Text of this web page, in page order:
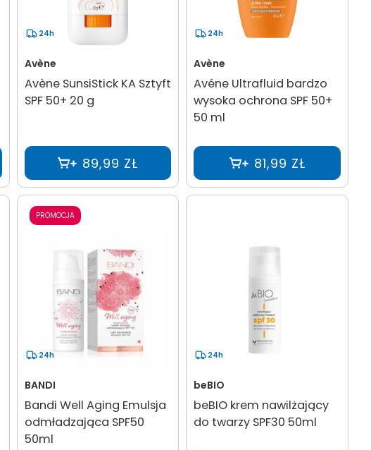
24h
Avène
Avène SunsiStick KA Sztyft
SPF 50+ 20 g
89,99 ZŁ
24h
Avène
Avéne Ultrafluid bardzo
wysoka ochrona SPF 50+
50 ml
81,99 ZŁ
PROMOCJA
24h
BANDI
Bandi Well Aging Emulsja
odmładzająca SPF50
50ml
24h
beBIO
beBIO krem nawilżający
do twarzy SPF30 50ml